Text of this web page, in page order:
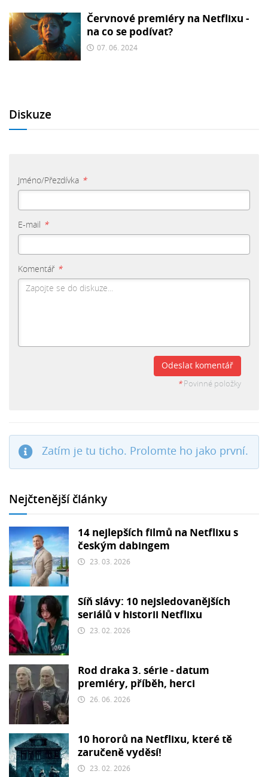
Červnové premiéry na Netflixu -
na co se podívat?
07. 06. 2024
Diskuze
Jméno/Přezdívka *
E-mail *
Komentář *
Odeslat komentář
*Povinné položky
Zatím je tu ticho. Prolomte ho jako první.
Nejčtenější články
14 nejlepších filmů na Netflixu s
českým dabingem
23. 03. 2026
Síň slávy: 10 nejsledovanějších
seriálů v historii Netflixu
23. 02. 2026
Rod draka 3. série - datum
premiéry, příběh, herci
26. 06. 2026
10 hororů na Netflixu, které tě
zaručeně vyděsí!
23. 02. 2026